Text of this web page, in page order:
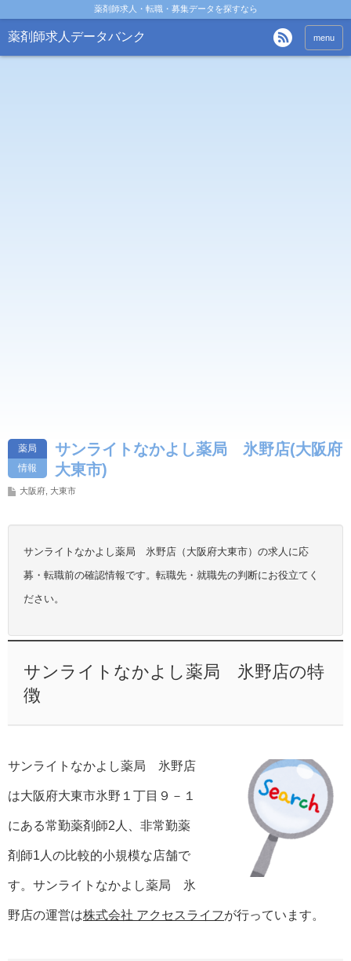
薬剤師求人・転職・募集データを探すなら
薬剤師求人データバンク menu
薬局
情報
サンライトなかよし薬局 氷野店(大阪府
大東市)
大阪府 大東市
サンライトなかよし薬局 氷野店（大阪府大東市）の求人に応
募・転職前の確認情報です。転職先・就職先の判断にお役立てく
ださい。
サンライトなかよし薬局 氷野店の特
徴
サンライトなかよし薬局 氷野店
は大阪府大東市氷野１丁目９－１
にある常勤薬剤師2人、非常勤薬
剤師1人の比較的小規模な店舗で
す。サンライトなかよし薬局 氷
野店の運営は株式会社 アクセスライフが行っています。